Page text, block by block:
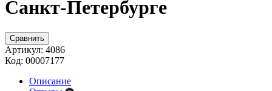
Санкт-Петербурге
Сравнить
Артикул: 4086
Код: 00007177
Описание